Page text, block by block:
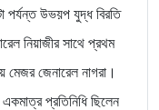
পর্যন্ত উভয়প যুদ্ধ বিরতি
নিয়াজীর সাথে প্রথম
মেজর জেনারেল নাগরা।
প্রতিনিধি ছিলেন